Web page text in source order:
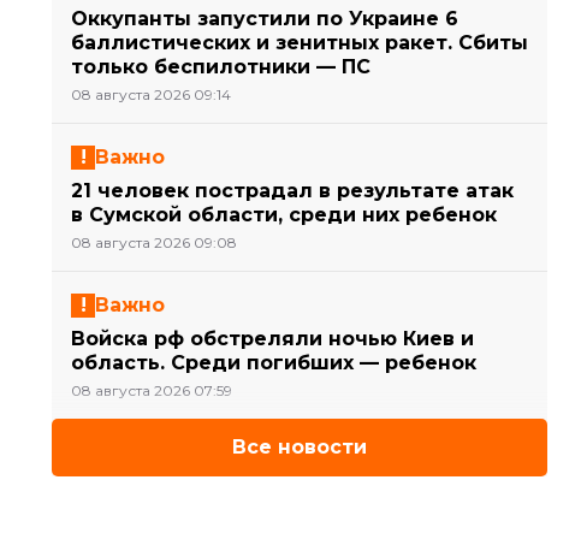
Оккупанты запустили по Украине 6
баллистических и зенитных ракет. Сбиты
только беспилотники — ПС
08 августа 2026 09:14
Важно
21 человек пострадал в результате атак
в Сумской области, среди них ребенок
08 августа 2026 09:08
Важно
Войска рф обстреляли ночью Киев и
область. Среди погибших — ребенок
08 августа 2026 07:59
Все новости